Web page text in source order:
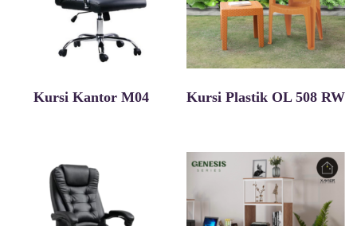
Kursi Kantor M04 Kursi Plastik OL 508 RW